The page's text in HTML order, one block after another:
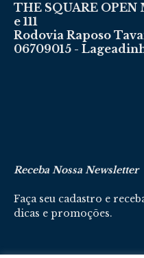
THE SQUARE OPEN
e 111
Rodovia Raposo
06709015 -
Receba Nossa Newsletter
Faça seu cadastro e
dicas e promoções.